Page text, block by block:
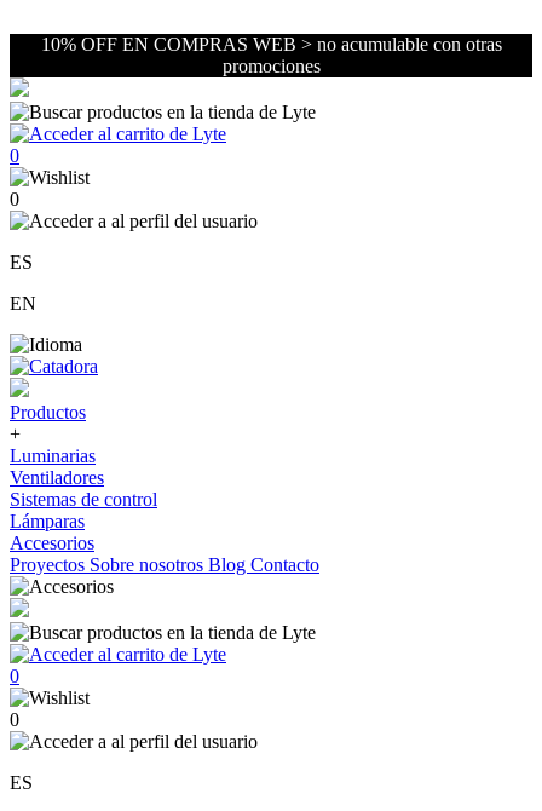
10% OFF EN COMPRAS WEB > no acumulable con otras
promociones
0
0
ES
EN
Productos
+
Luminarias
Ventiladores
Sistemas de control
Lámparas
Accesorios
Proyectos Sobre nosotros Blog Contacto
0
0
ES